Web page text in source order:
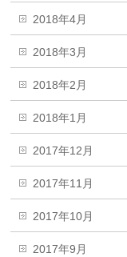
2018年4月
2018年3月
2018年2月
2018年1月
2017年12月
2017年11月
2017年10月
2017年9月